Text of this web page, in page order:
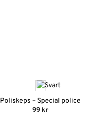
Poliskeps – Special police
99 kr